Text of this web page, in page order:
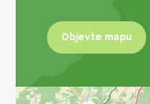
Objevte mapu